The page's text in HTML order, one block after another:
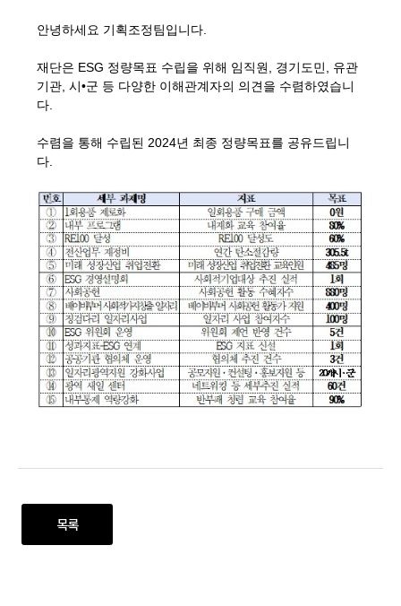
안녕하세요 기획조정팀입니다.
재단은 ESG 정량목표 수립을 위해 임직원, 경기도민, 유관
기관, 시•군 등 다양한 이해관계자의 의견을 수렴하였습니
다.
수렴을 통해 수립된 2024년 최종 정량목표를 공유드립니
다.
목록